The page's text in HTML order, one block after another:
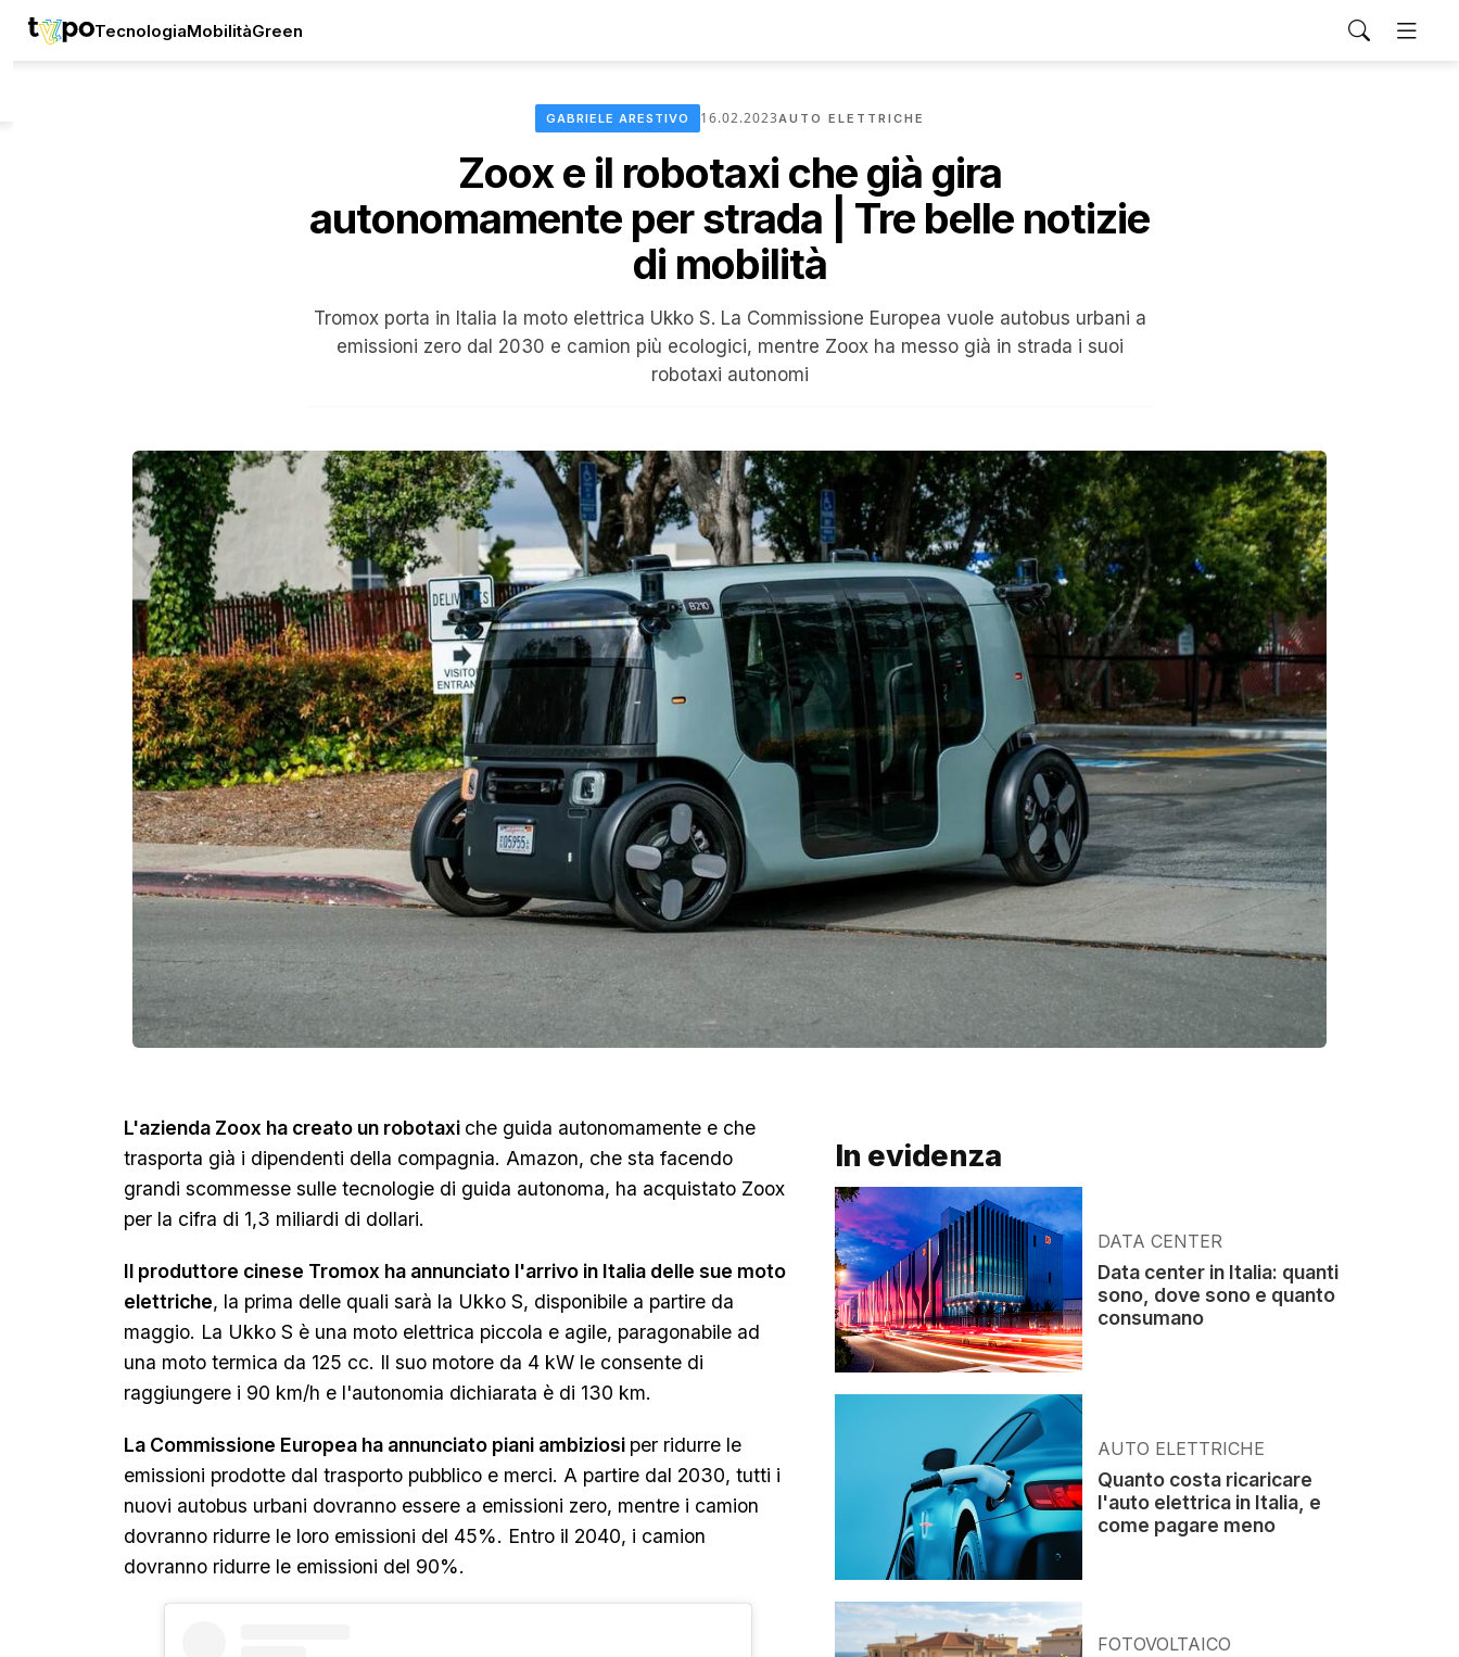
TecnologiaMobilitàGreen
GABRIELE ARESTIVO 16.02.2023AUTO ELETTRICHE
Zoox e il robotaxi che già gira
autonomamente per strada | Tre belle notizie
di mobilità
Tromox porta in Italia la moto elettrica Ukko S. La Commissione Europea vuole autobus urbani a
emissioni zero dal 2030 e camion più ecologici, mentre Zoox ha messo già in strada i suoi
robotaxi autonomi
L'azienda Zoox ha creato un robotaxi che guida autonomamente e che
trasporta già i dipendenti della compagnia. Amazon, che sta facendo
grandi scommesse sulle tecnologie di guida autonoma, ha acquistato Zoox
per la cifra di 1,3 miliardi di dollari.
Il produttore cinese Tromox ha annunciato l'arrivo in Italia delle sue moto
elettriche, la prima delle quali sarà la Ukko S, disponibile a partire da
maggio. La Ukko S è una moto elettrica piccola e agile, paragonabile ad
una moto termica da 125 cc. Il suo motore da 4 kW le consente di
raggiungere i 90 km/h e l'autonomia dichiarata è di 130 km.
La Commissione Europea ha annunciato piani ambiziosi per ridurre le
emissioni prodotte dal trasporto pubblico e merci. A partire dal 2030, tutti i
nuovi autobus urbani dovranno essere a emissioni zero, mentre i camion
dovranno ridurre le loro emissioni del 45%. Entro il 2040, i camion
dovranno ridurre le emissioni del 90%.
In evidenza
DATA CENTER
Data center in Italia: quanti
sono, dove sono e quanto
consumano
AUTO ELETTRICHE
Quanto costa ricaricare
l'auto elettrica in Italia, e
come pagare meno
FOTOVOLTAICO